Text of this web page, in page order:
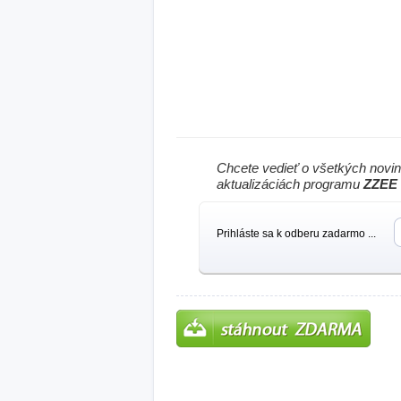
Chcete vedieť o všetkých
aktualizáciách programu
Prihláste sa k odberu zadarmo ...